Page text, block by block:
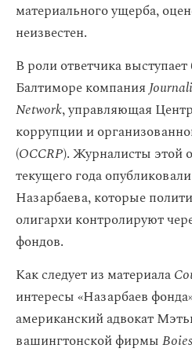
материального ущерба,
неизвестен.
В роли ответчика
Балтиморе компания
Network, управляющая
коррупции и
(OCCRP). Журналисты этой
текущего года опубликовали
Назарбаева, которые
олигархи контролируют
фондов.
Как следует из материала
интересы «Назарбаев
американский адвокат
вашингтонской фирмы